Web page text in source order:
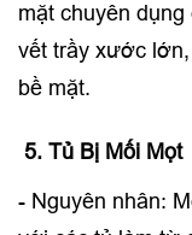
mặt chuyên
vết trầy xước
bề mặt.
5. Tủ Bị Mối Mọt
- Nguyên nhân: